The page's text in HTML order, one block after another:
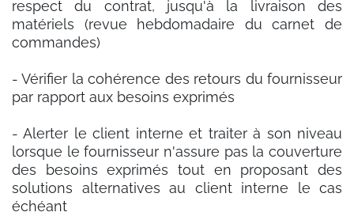
respect du contrat, jusqu'à la livraison des
matériels (revue hebdomadaire du carnet de
commandes)
- Vérifier la cohérence des retours du fournisseur
par rapport aux besoins exprimés
- Alerter le client interne et traiter à son niveau
lorsque le fournisseur n'assure pas la couverture
des besoins exprimés tout en proposant des
solutions alternatives au client interne le cas
échéant